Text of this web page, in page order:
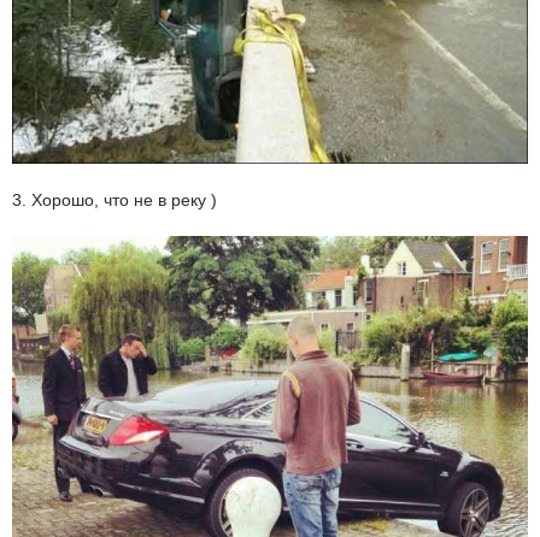
3. Хорошо, что не в реку )